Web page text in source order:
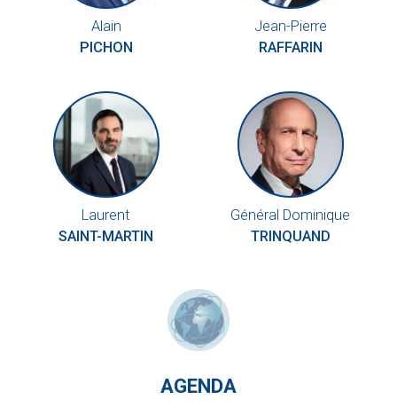
Alain
PICHON
Jean-Pierre
RAFFARIN
Laurent
SAINT-MARTIN
Général Dominique
TRINQUAND
AGENDA